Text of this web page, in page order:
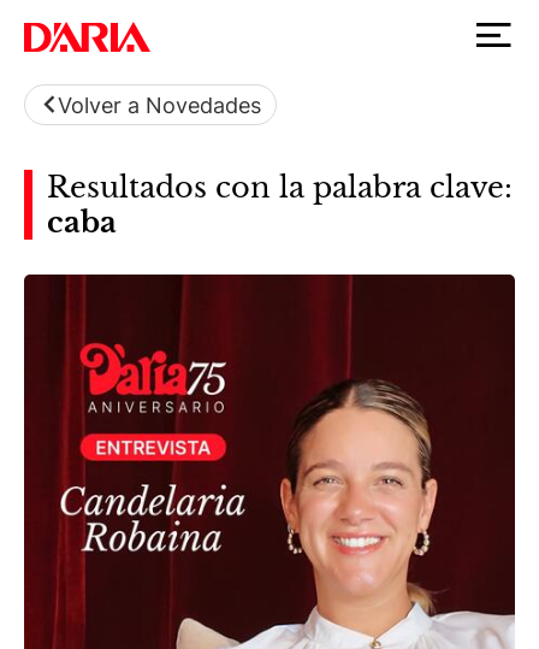
Volver a Novedades
Resultados con la palabra clave:
caba